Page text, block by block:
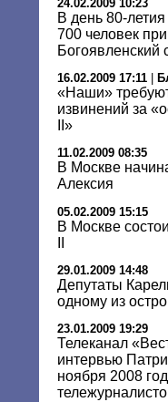
24.02.2009 10:23
В день 80-
700 человек
Богоявленский
16.02.2009 17:11
«Наши»
извинений за
II»
11.02.2009 08:35
В Москве
Алексия
05.02.2009 15:15
В Москве
29.01.2009 14:48
Депутаты
одному из
23.01.2009 19:29
Телеканал
интервью
ноября 2008